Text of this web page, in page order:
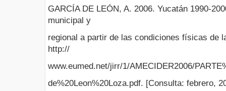
GARCÍA DE LEÓN, A. 2006. Yucatán 1990-
municipal y
regional a partir de las condiciones físicas de
http://
www.eumed.net/jirr/1/AMECIDER2006/
de%20Leon%20Loza.pdf. [Consulta: febrero,